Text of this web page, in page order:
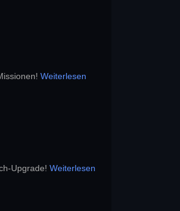
Weiterlesen
Upgrade! Weiterlesen